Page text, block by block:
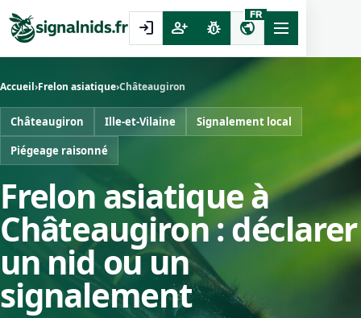
login person_add pest_control public
FR
Accueil›Frelon asiatique›Châteaugiron
Châteaugiron Ille-et-Vilaine
Signalement local
Piégeage raisonné
Frelon asiatique à
Châteaugiron : déclarer
un nid ou un
signalement